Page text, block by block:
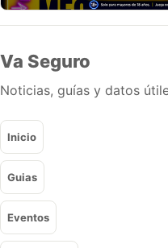
Va Seguro
Noticias, guías y datos
Inicio
Guias
Eventos